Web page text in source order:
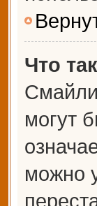
Что
могут
можно